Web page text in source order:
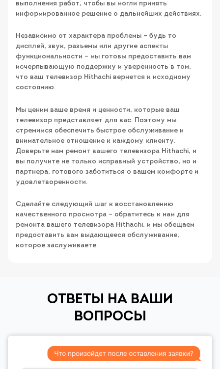
выполнения работ, чтобы вы могли принять
информированное решение о дальнейших действиях.
Независимо от характера проблемы – будь то
дисплей, звук, разъемы или другие аспекты
функциональности – мы готовы предоставить вам
исчерпывающую поддержку и уверенность в том,
что ваш телевизор Hithachi вернется к исходному
состоянию.
Мы ценим ваше время и ценности, которые ваш
телевизор представляет для вас. Поэтому мы
стремимся обеспечить быстрое обслуживание и
внимательное отношение к каждому клиенту.
Доверьте нам ремонт вашего телевизора Hithachi, и
вы получите не только исправный устройство, но и
партнера, готового заботиться о вашем комфорте и
удовлетворенности.
Сделайте следующий шаг к восстановлению
качественного просмотра – обратитесь к нам для
ремонта вашего телевизора Hithachi, и мы обещаем
предоставить вам выдающееся обслуживание,
которое заслуживаете.
ОТВЕТЫ НА ВАШИ
ВОПРОСЫ